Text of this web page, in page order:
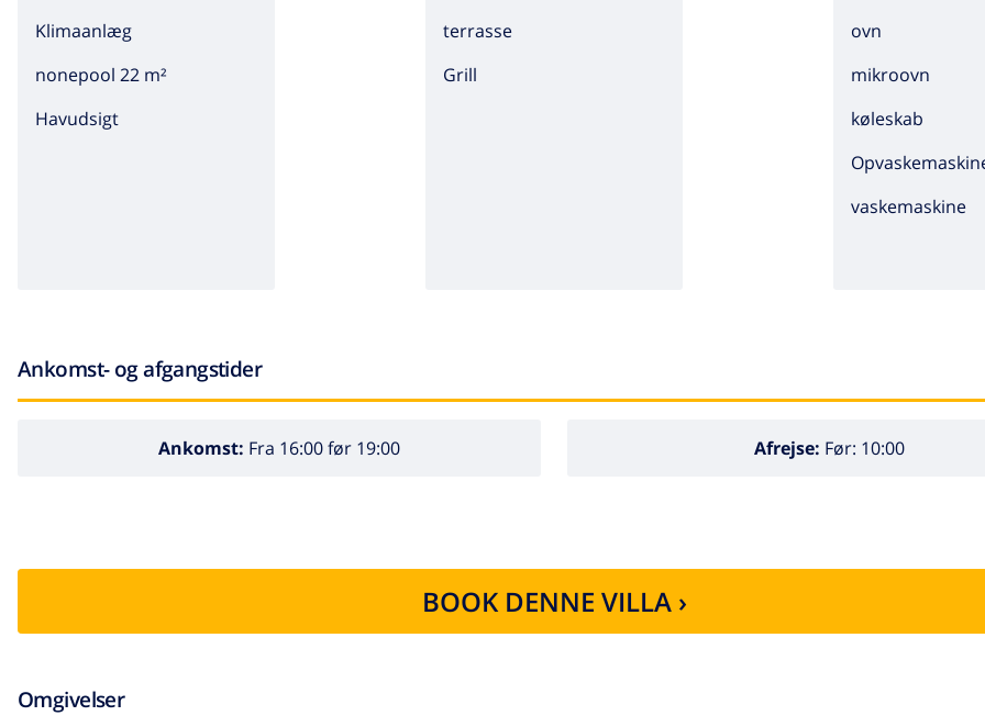
Klimaanlæg
nonepool 22 m²
Havudsigt
terrasse
grill
ovn
mikroovn
køleskab
vaskemaskine
Ankomst- og afgangstider
Ankomst: Fra 16:00 før 19:00 Afrejse: Før: 10:00
BOOK DENNE VILLA ›
Omgivelser